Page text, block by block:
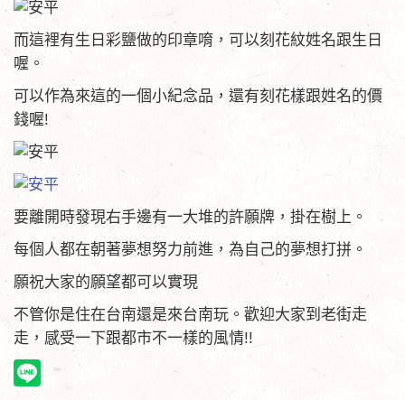
而這裡有生日彩鹽做的印章唷，可以刻花紋姓名跟生日
喔。
可以作為來這的一個小紀念品，還有刻花樣跟姓名的價
錢喔!
要離開時發現右手邊有一大堆的許願牌，掛在樹上。
每個人都在朝著夢想努力前進，為自己的夢想打拼。
願祝大家的願望都可以實現
不管你是住在台南還是來台南玩。歡迎大家到老街走
走，感受一下跟都市不一樣的風情!!